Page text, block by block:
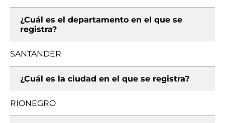
¿Cuál es el departamento en el que se
registra?
SANTANDER
¿Cuál es la ciudad en el que se registra?
RIONEGRO